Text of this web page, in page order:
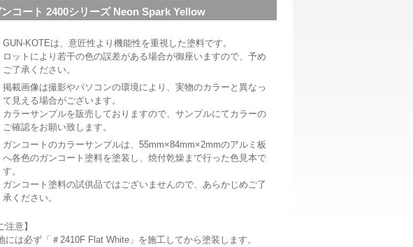
ンコート 2400シリーズ Neon Spark Yellow
GUN-KOTEは、意匠性より機能性を重視した塗料です。
ロットにより若干の色の誤差がある場合が御座いますので、予め
ご了承ください。
掲載画像は撮影やパソコンの環境により、実物のカラーと異なっ
て見える場合がございます。
カラーサンプルを販売しておりますので、サンプルにてカラーの
ご確認をお願い致します。
ガンコートのカラーサンプルは、55mm×84mm×2mmのアルミ板
へ各色のガンコート塗料を塗装し、焼付乾燥まで行った色見本で
す。
ガンコート塗料の試供品ではございませんので、あらかじめご了
承ください。
注意】
には必ず「＃2410F Flat White」を施工してから塗装します。